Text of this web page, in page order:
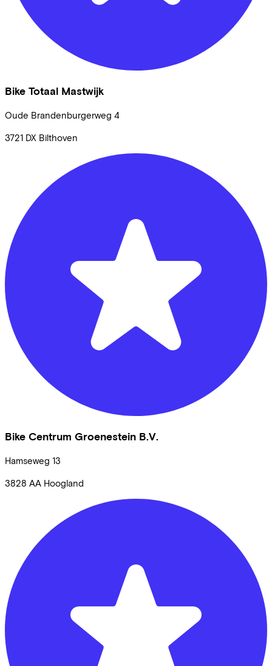
Bike Totaal Mastwijk
Oude Brandenburgerweg 4
3721 DX Bilthoven
Bike Centrum Groenestein B.V.
Hamseweg 13
3828 AA Hoogland